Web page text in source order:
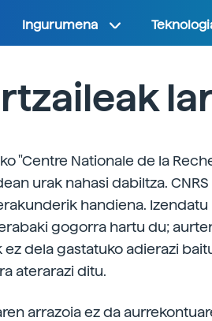
Ingurumena
"Centre Nationale de la
urak nahasi dabiltza.
handiena.
gogorra hartu du;
ez dela gastatuko adierazi
aterarazi ditu.
arrazoia ez da